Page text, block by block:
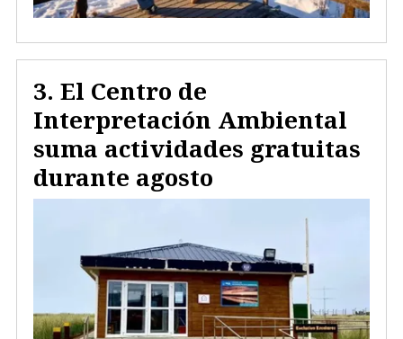
El Centro de
Interpretación Ambiental
suma actividades gratuitas
durante agosto